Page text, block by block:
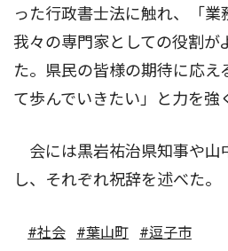
った行政書士法に触れ、「業
我々の専門家としての役割が
た。県民の皆様の期待に応え
て歩んでいきたい」と力を強
会には黒岩祐治県知事や山
し、それぞれ祝辞を述べた。
#社会 #葉山町 #逗子市